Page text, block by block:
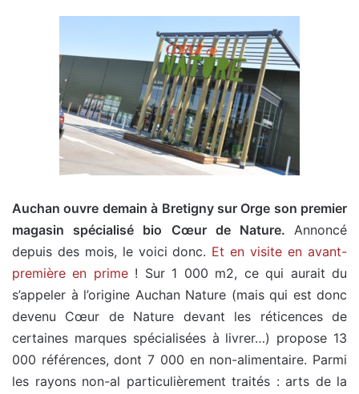
Auchan ouvre demain à Bretigny sur Orge son premier
magasin spécialisé bio Cœur de Nature. Annoncé
depuis des mois, le voici donc. Et en visite en avant-
première en prime! Sur 1 000 m2, ce qui aurait du
s’appeler à l’origine Auchan Nature (mais qui est donc
devenu Cœur de Nature devant les réticences de
certaines marques spécialisées à livrer…) propose 13
000 références, dont 7 000 en non-alimentaire. Parmi
les rayons non-al particulièrement traités : arts de la